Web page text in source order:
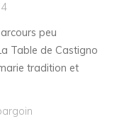
peu
Table de Castigno
tradition et